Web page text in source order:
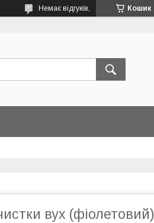
Кошик
Немає відгуків,
вух (фіолетовий)